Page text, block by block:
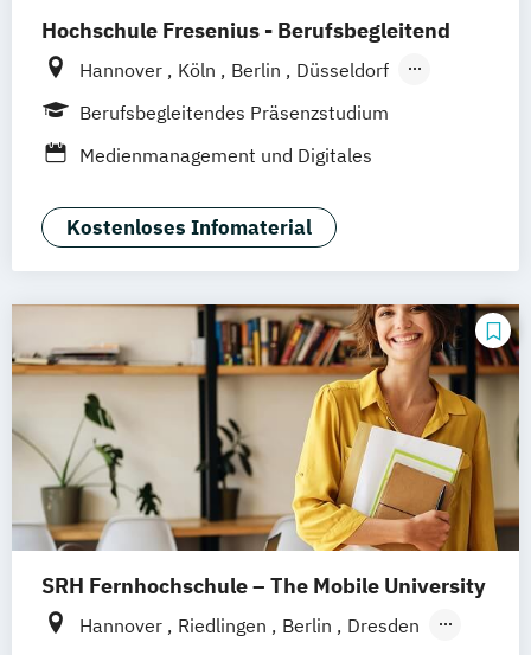
Hochschule Fresenius - Berufsbegleitend
Hannover Köln Berlin
Düsseldorf
Frankfurt
Hamburg Idstein
München
Oldenburg Dortmund Erfurt Stuttgart
Braunschweig
Berufsbegleitendes Präsenzstudium
Medienmanagement und Digitales
Kostenloses Infomaterial
SRH Fernhochschule – The Mobile University
Hannover Riedlingen Berlin
Dresden